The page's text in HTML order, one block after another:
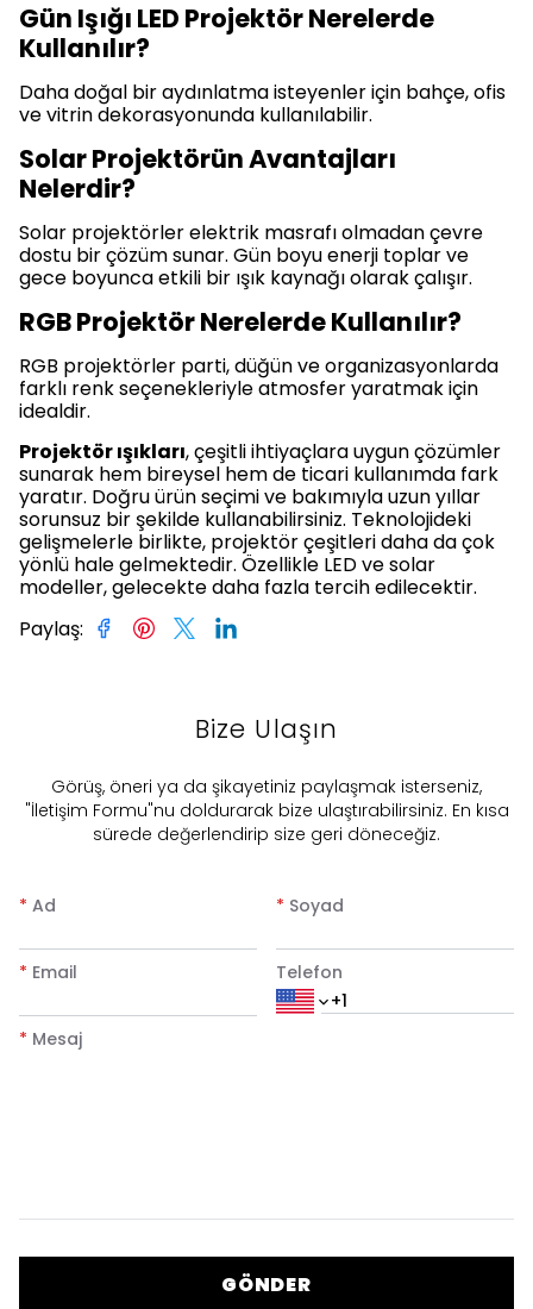
Gün Işığı LED Projektör Nerelerde
Kullanılır?
Daha doğal bir aydınlatma isteyenler için bahçe, ofis
ve vitrin dekorasyonunda kullanılabilir.
Solar Projektörün Avantajları
Nelerdir?
Solar projektörler elektrik masrafı olmadan çevre
dostu bir çözüm sunar. Gün boyu enerji toplar ve
gece boyunca etkili bir ışık kaynağı olarak çalışır.
RGB Projektör Nerelerde Kullanılır?
RGB projektörler parti, düğün ve organizasyonlarda
farklı renk seçenekleriyle atmosfer yaratmak için
idealdir.
Projektör ışıkları, çeşitli ihtiyaçlara uygun çözümler
sunarak hem bireysel hem de ticari kullanımda fark
yaratır. Doğru ürün seçimi ve bakımıyla uzun yıllar
sorunsuz bir şekilde kullanabilirsiniz. Teknolojideki
gelişmelerle birlikte, projektör çeşitleri daha da çok
yönlü hale gelmektedir. Özellikle LED ve solar
modeller, gelecekte daha fazla tercih edilecektir.
Paylaş:
Bize Ulaşın
​Görüş, öneri ya da şikayetiniz paylaşmak isterseniz,
"İletişim Formu"nu doldurarak bize ulaştırabilirsiniz. En kısa
sürede değerlendirip size geri döneceğiz.
* Ad * Soyad
* Email Telefon
* Mesaj
GÖNDER